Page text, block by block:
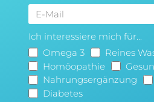
Ich interessiere mich für...
Omega 3
Reines
Homöopathie
Nahrungsergänzung
Diabetes